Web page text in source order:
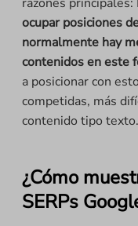
ocupar posiciones
normalmente hay
contenidos en este
a posicionar con
competidas, más
contenido tipo texto.
¿Cómo
SERPs